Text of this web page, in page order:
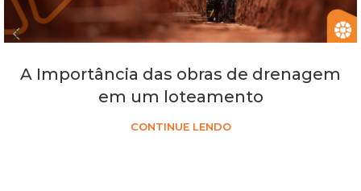
A Importância das obras de drenagem
em um loteamento
CONTINUE LENDO